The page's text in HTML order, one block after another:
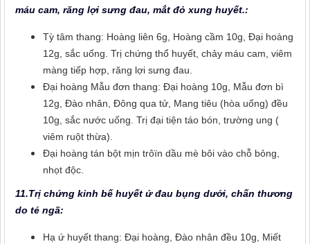
máu cam, răng lợi sưng đau, mắt đỏ xung huyết.:
Tỳ tâm thang: Hoàng liên 6g, Hoàng cầm 10g, Đại hoàng
12g, sắc uống. Trị chứng thổ huyết, chảy máu cam, viêm
màng tiếp hợp, răng lợi sưng đau.
Đại hoàng Mẫu đơn thang: Đại hoàng 10g, Mẫu đơn bì
12g, Đào nhân, Đông qua tử, Mang tiêu (hòa uống) đều
10g, sắc nước uống. Trị đại tiện táo bón, trường ung (
viêm ruột thừa).
Đại hoàng tán bột mịn trôïn dầu mè bôi vào chỗ bỏng,
nhọt độc.
11.Trị chứng kinh bế huyết ứ đau bụng dưới, chấn thương
do té ngã:
Hạ ứ huyết thang: Đại hoàng, Đào nhân đều 10g, Miết